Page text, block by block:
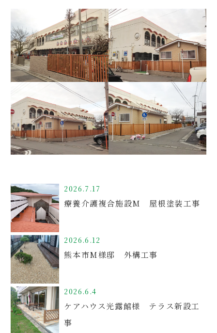
2026.7.17
療養介護複合施設M 屋根塗装工事
2026.6.12
熊本市M様邸 外構工事
2026.6.4
ケアハウス光露館様 テラス新設工
事